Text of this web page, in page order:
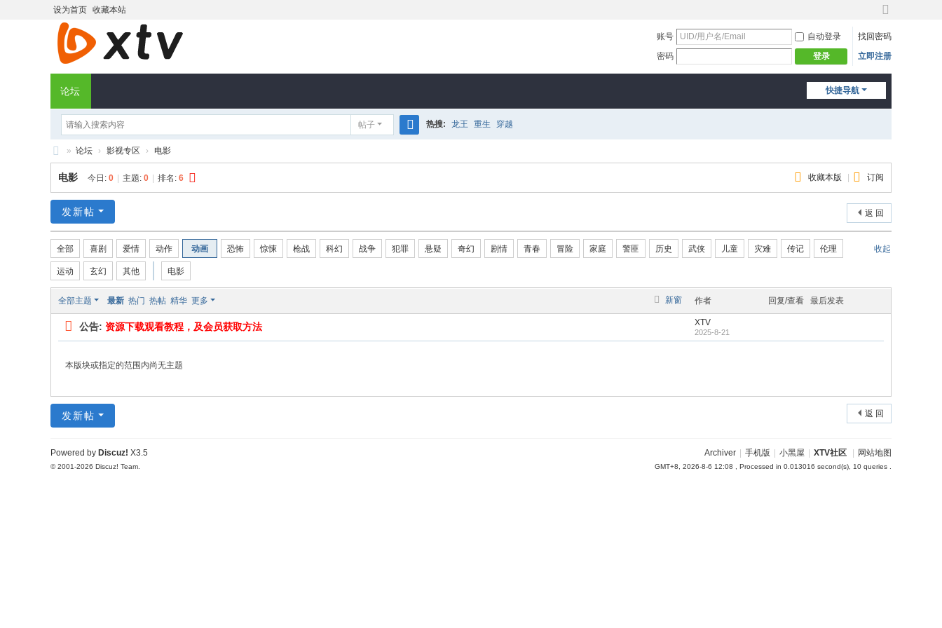
设为首页 收藏本站
换
到
宽
版
账号 自动登录
找回密码
密码
登录 立即注册
快捷导航
论坛
帖子
索
热搜: 龙王 重生 穿越
X
T
社
区
» 论坛 › 影视专区 › 电影
收藏本版 订阅
电影 今日: 0 主题: 0 排名: 6
返 回
发新帖
收起
全部 喜剧 爱情 动作 动画 恐怖 惊悚 枪战 科幻 战争 犯罪 悬疑 奇幻 剧情 青春 冒险 家庭 警匪 历史 武侠 儿童 灾难 传记 伦理
运动 玄幻 其他 电影
新窗
全部主题 最新 热门 热帖 精华 更多 作者 回复/查看 最后发表
公告: 资源下载观看教程，及会员获取方法 XTV
2025-8-21
本版块或指定的范围内尚无主题
返 回
发新帖
Archiver 手机版 小黑屋 XTV社区 网站地图
GMT+8, 2026-8-6 12:08 , Processed in 0.013016 second(s), 10 queries .
Powered by Discuz! X3.5
© 2001-2026 Discuz! Team